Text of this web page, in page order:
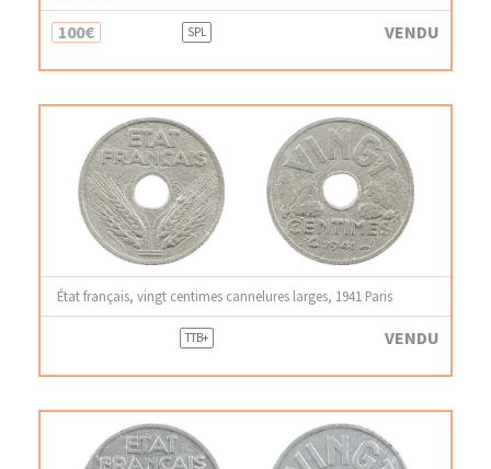
100€ SPL VENDU
État français, vingt centimes cannelures larges, 1941 Paris
TTB+ VENDU